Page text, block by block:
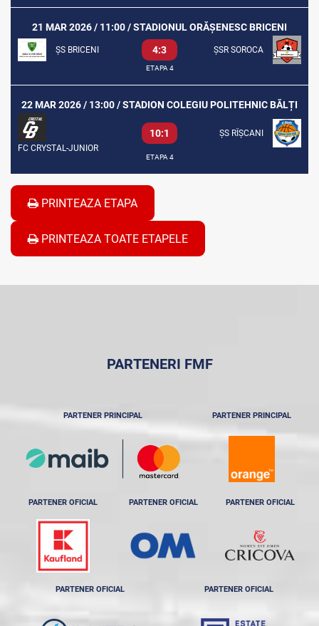
21 MAR 2026 / 11:00 / STADIONUL ORĂȘENESC BRICENI
ȘS BRICENI 4:3 ȘSR SOROCA
ETAPA 4
22 MAR 2026 / 13:00 / STADION COLEGIU POLITEHNIC BĂLȚI
FC CRYSTAL-JUNIOR
10:1 ȘS RÎȘCANI
ETAPA 4
PRINTEAZA ETAPA
PRINTEAZA TOATE ETAPELE
PARTENERI FMF
PARTENER PRINCIPAL PARTENER PRINCIPAL
PARTENER OFICIAL PARTENER OFICIAL PARTENER OFICIAL
PARTENER OFICIAL PARTENER OFICIAL